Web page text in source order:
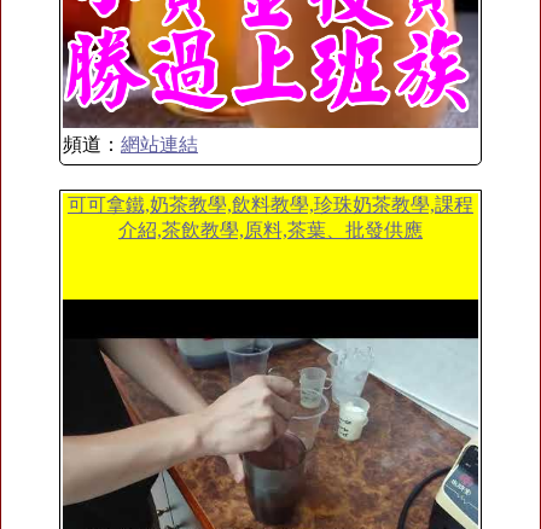
頻道： 網站連結
可可拿鐵,奶茶教學,飲料教學,珍珠奶茶教學,課程
介紹,茶飲教學,原料,茶葉、批發供應